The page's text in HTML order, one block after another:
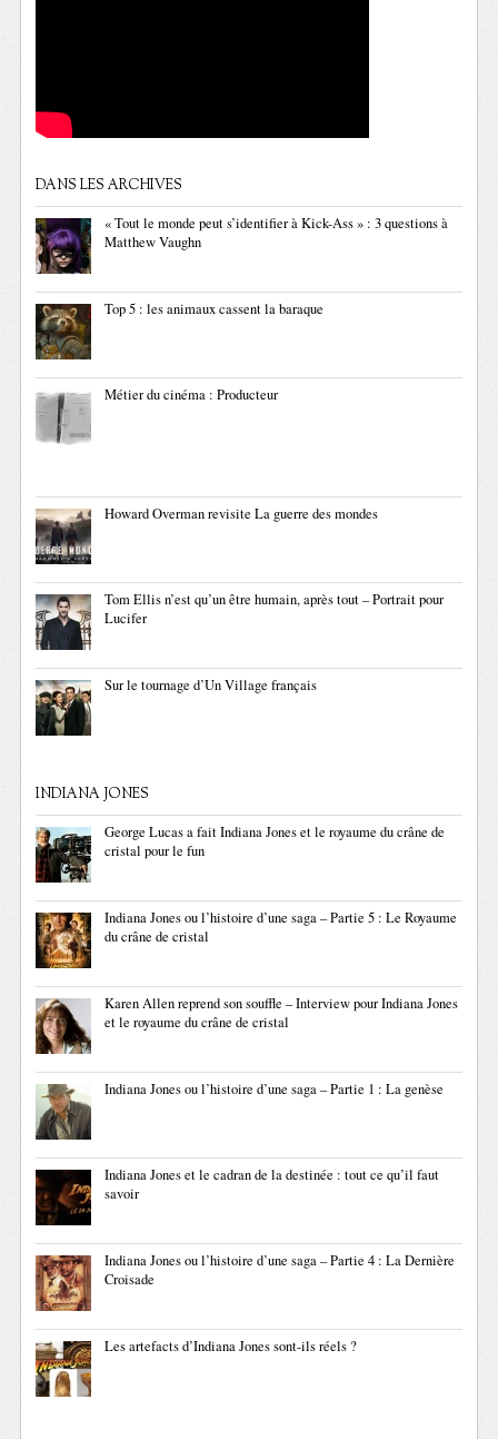
DANS LES ARCHIVES
« Tout le monde peut s’identifier à Kick-Ass » : 3 questions à
Matthew Vaughn
Top 5 : les animaux cassent la baraque
Métier du cinéma : Producteur
Howard Overman revisite La guerre des mondes
Tom Ellis n’est qu’un être humain, après tout – Portrait pour
Lucifer
Sur le tournage d’Un Village français
INDIANA JONES
George Lucas a fait Indiana Jones et le royaume du crâne de
cristal pour le fun
Indiana Jones ou l’histoire d’une saga – Partie 5 : Le Royaume
du crâne de cristal
Karen Allen reprend son souffle – Interview pour Indiana Jones
et le royaume du crâne de cristal
Indiana Jones ou l’histoire d’une saga – Partie 1 : La genèse
Indiana Jones et le cadran de la destinée : tout ce qu’il faut
savoir
Indiana Jones ou l’histoire d’une saga – Partie 4 : La Dernière
Croisade
Les artefacts d’Indiana Jones sont-ils réels ?